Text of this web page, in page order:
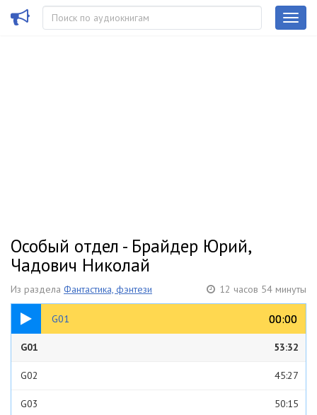
Особый отдел - Брайдер Юрий,
Чадович Николай
Из раздела Фантастика, фэнтези 12 часов 54 минуты
G01 00:00
00:00
53:32
G01 53:32
G02 45:27
G03 50:15